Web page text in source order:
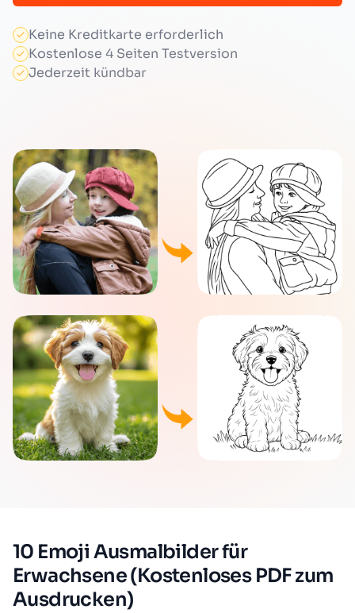
Keine Kreditkarte erforderlich
Kostenlose 4 Seiten Testversion
Jederzeit kündbar
10 Emoji Ausmalbilder für
Erwachsene (Kostenloses PDF zum
Ausdrucken)